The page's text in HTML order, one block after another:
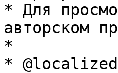
* Для
авторском
*
*